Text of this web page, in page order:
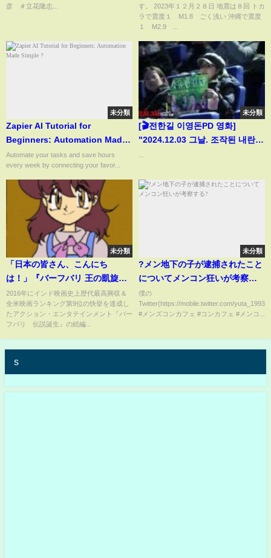
くり。メディアの信頼は地に落
彦 ＃立花隆志...
す。 2023年１２月２８日 地震は８回 トカ
ラで震度１ M1.8 ごく浅い 沖縄で震度
１ M2.9 ...
未分類
Zapier AI Tutorial for
Beginners: Automation Made
Simple ?
Automate your tasks and save hours
every week by connecting your favor...
未分類
[🎬전한길 이영돈PD 영화]
"2024.12.03 그날. 조작된 내란,
사님, 김현태 대령 등.
未分類
「日本の皆さん、こんにち
は！」『バーフバリ 王の凱旋』
ディーヴァセーナ役アヌシュ
カ・シェッティ コメント入り予
告編
2016年にインド映画史上歴代最高興収＆
全米映画ランキング第9位の快挙を達成し
たアクション・エンタテインメント『バー
フバリ 伝説誕生』の続編...
未分類
?メン地下の子が逮捕されたこと
についてメンコン狂いが考察す
る?
僕の
Twitter(https://mobile.twitter.com/yuta_1993_)
#メンズコンカフェ #コンカフェ #メンコ...
s